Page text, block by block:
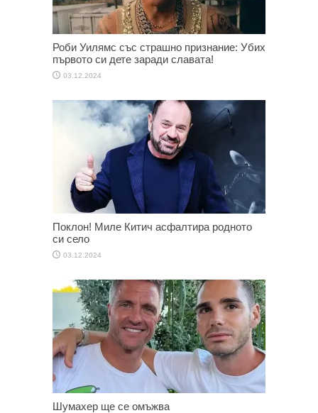
Роби Уилямс със страшно признание: Убих
първото си дете заради славата!
03.12.2024
Поклон! Миле Китич асфалтира родното
си село
03.12.2024
Шумахер ще се омъжва